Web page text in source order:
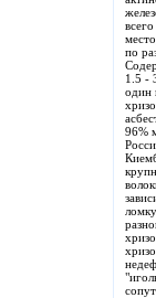
по
1.5 -
один
96%